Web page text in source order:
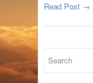
Read Post →